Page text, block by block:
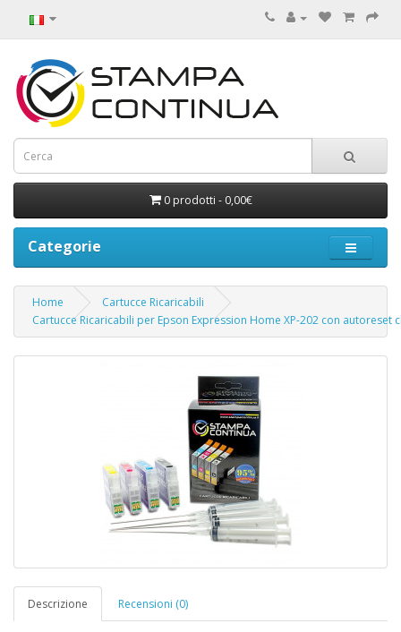
0 prodotti - 0,00€
Categorie
Home
Cartucce Ricaricabili
Cartucce Ricaricabili per Epson Expression Home XP-202 con autoreset
Descrizione Recensioni (0)